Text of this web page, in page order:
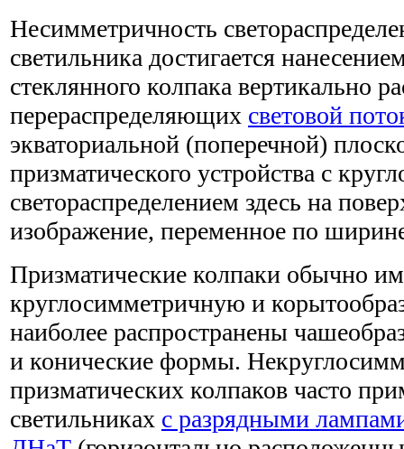
Несимметричность
светильника достигается
стеклянного колпака вертикально
перераспределяющих световой
экваториальной (поперечной)
призматического устройства с
светораспределением здесь на
изображение, переменное по
Призматические колпаки обычно
круглосимметричную и
наиболее распространены
и конические формы.
призматических колпаков часто
светильниках с разрядными